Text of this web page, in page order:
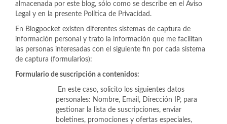
almacenada por este blog, sólo como se describe en el Aviso
Legal y en la presente Política de Privacidad.
En Blogpocket existen diferentes sistemas de captura de
información personal y trato la información que me facilitan
las personas interesadas con el siguiente fin por cada sistema
de captura (formularios):
Formulario de suscripción a contenidos:
En este caso, solicito los siguientes datos
personales: Nombre, Email, Dirección IP, para
gestionar la lista de suscripciones, enviar
boletines, promociones y ofertas especiales,